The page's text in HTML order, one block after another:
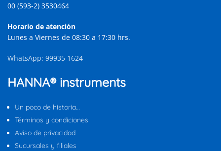
00 (593-2) 3530464
Horario de atención
Lunes a Viernes de 08:30 a 17:30 hrs.
WhatsApp: 99935 1624
HANNA® instruments
Un poco de historia…
Términos y condiciones
Aviso de privacidad
Sucursales y filiales